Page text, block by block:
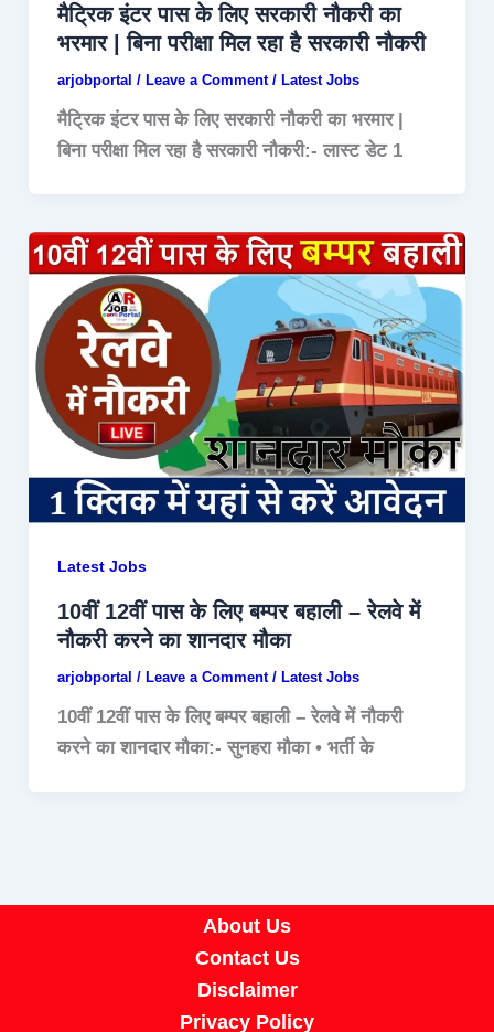
मैट्रिक इंटर पास के लिए सरकारी नौकरी का
भरमार | बिना परीक्षा मिल रहा है सरकारी नौकरी
arjobportal / Leave a Comment / Latest Jobs
मैट्रिक इंटर पास के लिए सरकारी नौकरी का भरमार |
बिना परीक्षा मिल रहा है सरकारी नौकरी:- लास्ट डेट 1
Latest Jobs
10वीं 12वीं पास के लिए बम्पर बहाली – रेलवे में
नौकरी करने का शानदार मौका
arjobportal / Leave a Comment / Latest Jobs
10वीं 12वीं पास के लिए बम्पर बहाली – रेलवे में नौकरी
करने का शानदार मौका:- सुनहरा मौका • भर्ती के
About Us
Contact Us
Disclaimer
Privacy Policy